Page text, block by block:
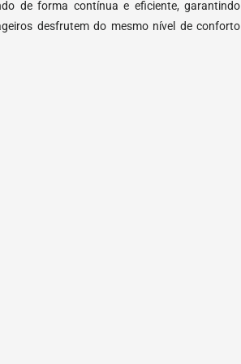
de forma contínua e eficiente, garantindo
desfrutem do mesmo nível de conforto